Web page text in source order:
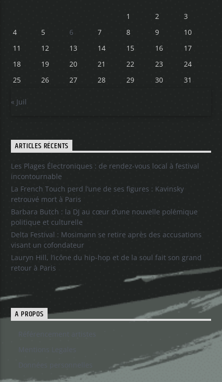
Yellow Party
1 2
3
4
5 6 7 8 9
10
11
12 13 14 15 16
17
18
19 20 21 22 23
24
25
26 27 28 29 30 31
« Juil
ARTICLES RÉCENTS
Les Plages Électroniques : de rendez-vous local à festival
incontournable
La French Touch perd l’une de ses figures : Kavinsky
retrouvé mort à Paris
Barbara Butch : la DJ au cœur d’une nouvelle polémique
politique et culturelle
Delta Festival : Mosimann se retire après des accusations
visant un cofondateur
Lauryn Hill, l’icône du hip-hop et de la soul fait son grand
retour à Paris
A PROPOS